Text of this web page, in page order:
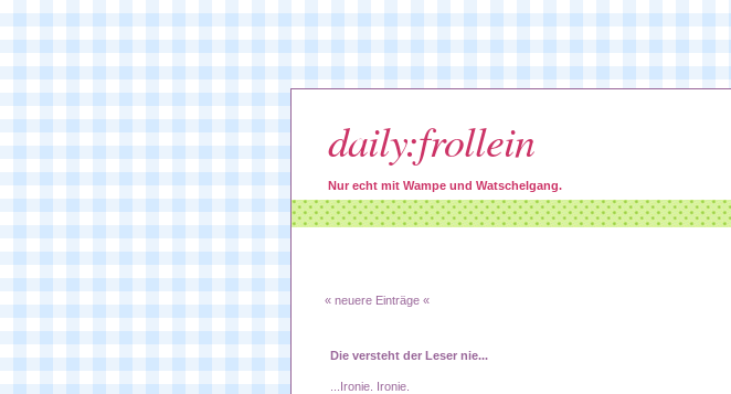
daily:frollein
Nur echt mit Wampe und Watschelgang.
« neuere Einträge «
Die versteht der Leser nie...
...Ironie. Ironie.